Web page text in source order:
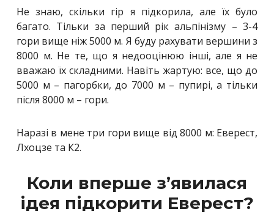
Не знаю, скільки гір я підкорила, але їх було
багато. Тільки за перший рік альпінізму – 3-4
гори вище ніж 5000 м. Я буду рахувати вершини з
8000 м. Не те, що я недооцінюю інші, але я не
вважаю їх складними. Навіть жартую: все, що до
5000 м – пагорбки, до 7000 м – пупирі, а тільки
після 8000 м – гори.
Наразі в мене три гори вище від 8000 м: Еверест,
Лхоцзе та К2.
Коли вперше з’явилася
ідея підкорити Еверест?